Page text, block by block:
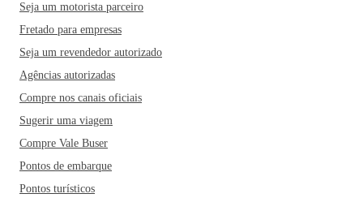
Seja um motorista parceiro
Fretado para empresas
Seja um revendedor autorizado
Agências autorizadas
Compre nos canais oficiais
Sugerir uma viagem
Compre Vale Buser
Pontos de embarque
Pontos turísticos